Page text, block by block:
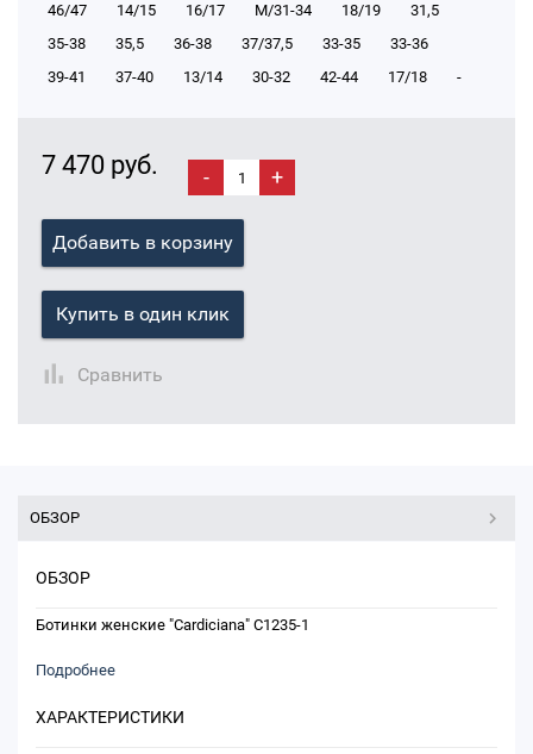
46/47
14/15 16/17 М/31-34 18/19
31,5
35-38
35,5 36-38 37/37,5 33-35
33-36
39-41
37-40 13/14 30-32 42-44 17/18 -
7 470 руб. - +
Добавить в корзину
Купить в один клик
Сравнить
ОБЗОР
ОБЗОР
Ботинки женские "Cardiciana" C1235-1
Подробнее
ХАРАКТЕРИСТИКИ